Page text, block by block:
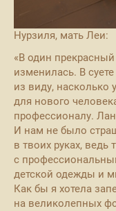
Нурзиля, мать Леи:
«В один
изменилась. В
из виду, насколько
для нового
профессионалу.
И нам не было
в твоих руках,
с
детской одежды и
Как бы я хотела
на великолепных